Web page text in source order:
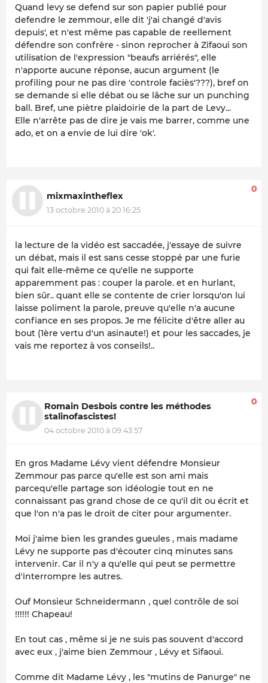
Quand levy se defend sur son papier publié pour
defendre le zemmour, elle dit 'j'ai changé d'avis
depuis', et n'est même pas capable de reellement
défendre son confrère - sinon reprocher à Zifaoui son
utilisation de l'expression "beaufs arriérés", elle
n'apporte aucune réponse, aucun argument (le
profiling pour ne pas dire 'controle faciès'???), bref on
se demande si elle débat ou se lâche sur un punching
ball. Bref, une piètre plaidoirie de la part de Levy...
Elle n'arrête pas de dire je vais me barrer, comme une
ado, et on a envie de lui dire 'ok'.
mixmaxintheflex
13 octobre 2010 à 20:16:25
0
la lecture de la vidéo est saccadée, j'essaye de suivre
un débat, mais il est sans cesse stoppé par une furie
qui fait elle-même ce qu'elle ne supporte
apparemment pas : couper la parole. et en hurlant,
bien sûr.. quant elle se contente de crier lorsqu'on lui
laisse poliment la parole, preuve qu'elle n'a aucune
confiance en ses propos. Je me félicite d'être aller au
bout (1ère vertu d'un asinaute!) et pour les saccades, je
vais me reportez à vos conseils!..
Romain Desbois contre les méthodes
stalinofascistes!
04 octobre 2010 à 09:43:57
0
En gros Madame Lévy vient défendre Monsieur
Zemmour pas parce qu'elle est son ami mais
parcequ'elle partage son idéologie tout en ne
connaissant pas grand chose de ce qu'il dit ou écrit et
que l'on n'a pas le droit de citer pour argumenter.
Moi j'aime bien les grandes gueules , mais madame
Lévy ne supporte pas d'écouter cinq minutes sans
intervenir. Car il n'y a qu'elle qui peut se permettre
d'interrompre les autres.
Ouf Monsieur Schneidermann , quel contrôle de soi
!!!!!! Chapeau!
En tout cas , même si je ne suis pas souvent d'accord
avec eux , j'aime bien Zemmour , Lévy et Sifaoui.
Comme dit Madame Lévy , les "mutins de Panurge" ne